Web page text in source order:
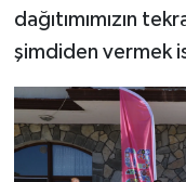
dağıtımımızın
şimdiden vermek